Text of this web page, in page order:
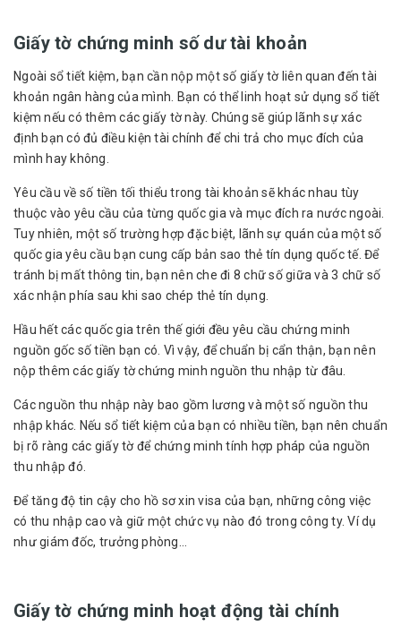
Giấy tờ chứng minh số dư tài khoản
Ngoài sổ tiết kiệm, bạn cần nộp một số giấy tờ liên quan đến tài
khoản ngân hàng của mình. Bạn có thể linh hoạt sử dụng sổ tiết
kiệm nếu có thêm các giấy tờ này. Chúng sẽ giúp lãnh sự xác
định bạn có đủ điều kiện tài chính để chi trả cho mục đích của
mình hay không.
Yêu cầu về số tiền tối thiểu trong tài khoản sẽ khác nhau tùy
thuộc vào yêu cầu của từng quốc gia và mục đích ra nước ngoài.
Tuy nhiên, một số trường hợp đặc biệt, lãnh sự quán của một số
quốc gia yêu cầu bạn cung cấp bản sao thẻ tín dụng quốc tế. Để
tránh bị mất thông tin, bạn nên che đi 8 chữ số giữa và 3 chữ số
xác nhận phía sau khi sao chép thẻ tín dụng.
Hầu hết các quốc gia trên thế giới đều yêu cầu chứng minh
nguồn gốc số tiền bạn có. Vì vậy, để chuẩn bị cẩn thận, bạn nên
nộp thêm các giấy tờ chứng minh nguồn thu nhập từ đâu.
Các nguồn thu nhập này bao gồm lương và một số nguồn thu
nhập khác. Nếu sổ tiết kiệm của bạn có nhiều tiền, bạn nên chuẩn
bị rõ ràng các giấy tờ để chứng minh tính hợp pháp của nguồn
thu nhập đó.
Để tăng độ tin cậy cho hồ sơ xin visa của bạn, những công việc
có thu nhập cao và giữ một chức vụ nào đó trong công ty. Ví dụ
như giám đốc, trưởng phòng…
Giấy tờ chứng minh hoạt động tài chính